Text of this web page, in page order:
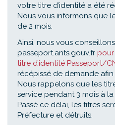
votre titre d’identité a été
Nous vous informons que
de 2 mois.
Ainsi, nous vous
passeport.ants.gouv.fr
titre d’identité Passeport/
récépissé de demande
Nous rappelons que les
service pendant 3 mois à
Passé ce délai, les titres
Préfecture et détruits.